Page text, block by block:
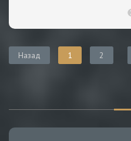
Назад 1 2